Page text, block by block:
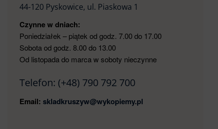
44-120 Pyskowice, ul. Piaskowa 1
Czynne w dniach:
Poniedziałek – piątek od godz. 7.00 do 17.00
Sobota od godz. 8.00 do 13.00
Od listopada do marca w soboty nieczynne
Telefon: (+48) 790 792 700
Email: skladkruszyw@wykopiemy.pl